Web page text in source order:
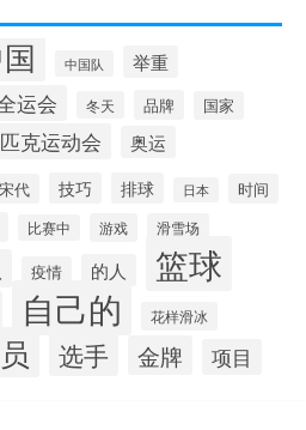
中国队 举重
运会 冬天 品牌 国家
克运动会 奥运
宋代 技巧 排球 日本 时间
比赛中 游戏 滑雪场
疫情 的人 篮球
自己的 花样滑冰
选手 金牌 项目